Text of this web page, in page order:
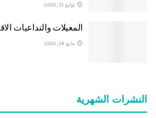
يوليو 11, 2026
المعيلات والتداعيات
مايو 18, 2026
النشرات الشهریة